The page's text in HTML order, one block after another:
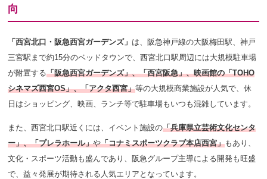
向
「西宮北口・阪急西宮ガーデンズ」 は、阪急神戸線の大阪梅田駅、神戸
三宮駅まで約15分のベッドタウンで、西宮北口駅周辺には大規模駐車場
が附置する「阪急西宮ガーデンズ」、「西宮阪急」、映画館の「TOHO
シネマズ西宮OS」、「アクタ西宮」等の大規模商業施設が人気で、休
日はショッピング、映画、ランチ等で駐車場もいつも混雑しています。
また、西宮北口駅近くには、イベント施設の「兵庫県立芸術文化センタ
ー」、「プレラホール」や「コナミスポーツクラブ本店西宮」もあり、
文化・スポーツ活動も盛んであり、阪急グループ主導による開発も旺盛
で、益々発展が期待される人気エリアとなっています。